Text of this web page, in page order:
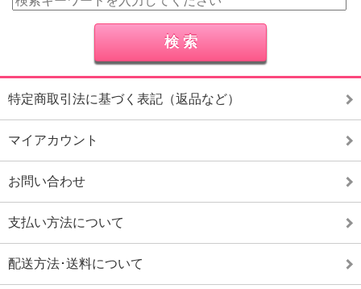
特定商取引法に基づく表記（返品など）
マイアカウント
お問い合わせ
支払い方法について
配送方法･送料について